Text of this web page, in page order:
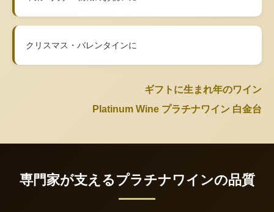
クリスマス・バレンタインに
ギフトに生まれ年のワイン
Platinum Wine プラチナワイン 白金台
専門家が支えるプラチナワインの品質